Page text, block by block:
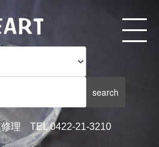
理 TEL 0422-21-3210